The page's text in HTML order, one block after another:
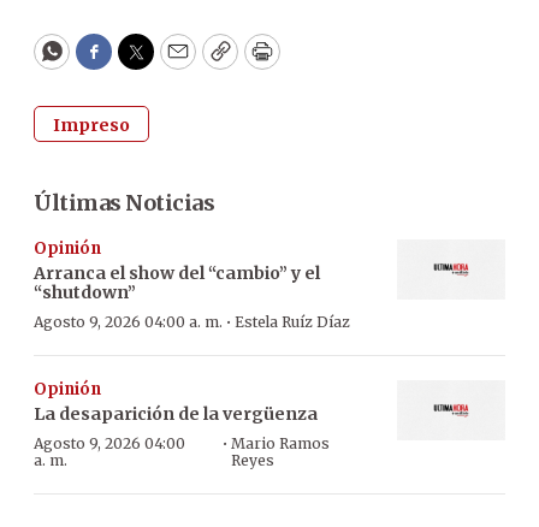
WhatsApp
Facebook
Twitter
EmailCopyPrint
Impreso
Últimas Noticias
Opinión
Arranca el show del “cambio” y el
“shutdown”
Agosto 9, 2026 04:00 a. m. · Estela Ruíz Díaz
Opinión
La desaparición de la vergüenza
Agosto 9, 2026 04:00
a. m.
· Mario Ramos
Reyes